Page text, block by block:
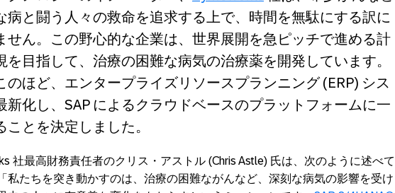
病と闘う人々の救命を追求する上で、時間を無駄にする訳に
せん。この野心的な企業は、世界展開を急ピッチで進める計
を目指して、治療の困難な病気の治療薬を開発しています。
のほど、エンタープライズリソースプランニング (ERP) シス
新化し、SAP によるクラウドベースのプラットフォームに一
ことを決定しました。
社最高財務責任者のクリス・アストル (Chris Astle) 氏は、次のように述べて
私たちを突き動かすのは、治療の困難ながんなど、深刻な病気の影響を受け